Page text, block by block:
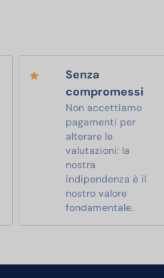
Senza
compromessi
Non accettiamo
pagamenti per
alterare le
valutazioni: la
nostra
indipendenza è il
nostro valore
fondamentale.